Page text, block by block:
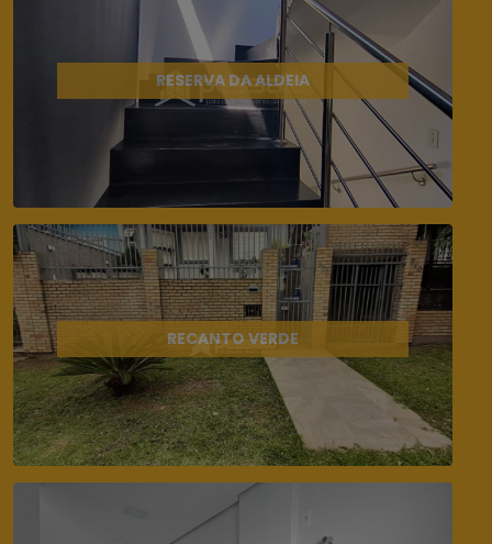
RESERVA DA ALDEIA
RECANTO VERDE